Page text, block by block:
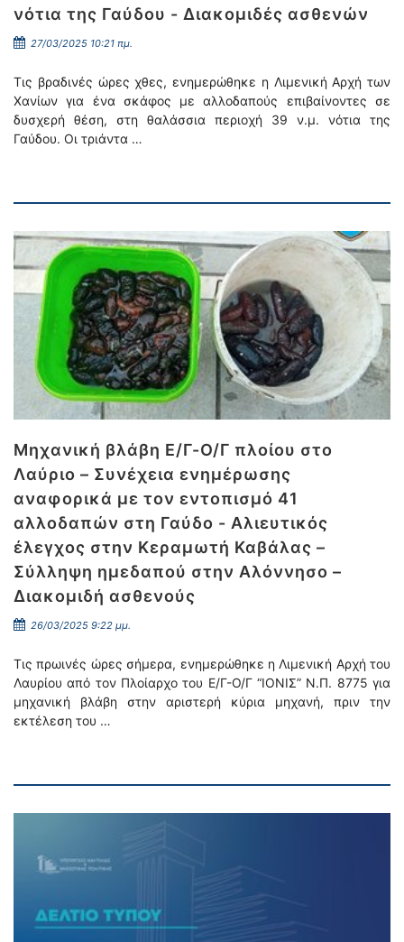
νότια της Γαύδου - Διακομιδές ασθενών
27/03/2025 10:21 πμ.
Τις βραδινές ώρες χθες, ενημερώθηκε η Λιμενική Αρχή των
Χανίων για ένα σκάφος με αλλοδαπούς επιβαίνοντες σε
δυσχερή θέση, στη θαλάσσια περιοχή 39 ν.μ. νότια της
Γαύδου. Οι τριάντα …
Μηχανική βλάβη Ε/Γ-Ο/Γ πλοίου στο
Λαύριο – Συνέχεια ενημέρωσης
αναφορικά με τον εντοπισμό 41
αλλοδαπών στη Γαύδο - Αλιευτικός
έλεγχος στην Κεραμωτή Καβάλας –
Σύλληψη ημεδαπού στην Αλόννησο –
Διακομιδή ασθενούς
26/03/2025 9:22 μμ.
Τις πρωινές ώρες σήμερα, ενημερώθηκε η Λιμενική Αρχή του
Λαυρίου από τον Πλοίαρχο του Ε/Γ-Ο/Γ “ΙΟΝΙΣ” Ν.Π. 8775 για
μηχανική βλάβη στην αριστερή κύρια μηχανή, πριν την
εκτέλεση του …